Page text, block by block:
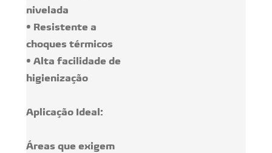
nivelada
• Resistente a
choques térmicos
• Alta facilidade de
higienização
Aplicação Ideal:
Áreas que exigem